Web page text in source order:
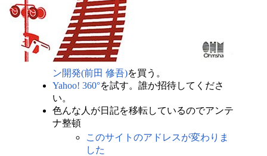
ン開発(前田 修吾)を買う。
Yahoo! 360°を試す。誰か招待してくださ
い。
色んな人が日記を移転しているのでアンテ
ナ整頓
このサイトのアドレスが変わりま
した